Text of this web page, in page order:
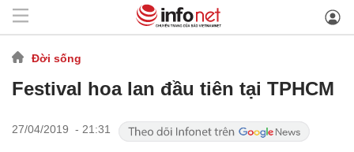
Đời sống
Festival hoa lan đầu tiên tại TPHCM
27/04/2019 - 21:31